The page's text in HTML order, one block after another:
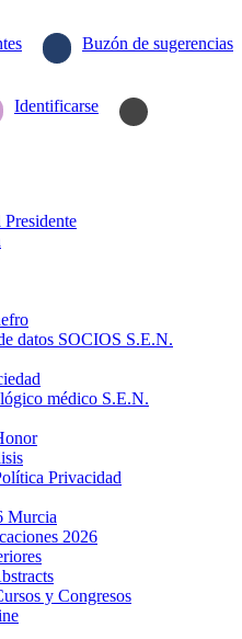
Buzón de sugerencias
Identificarse
datos SOCIOS S.E.N.
médico S.E.N.
Privacidad
Murcia
2026
y Congresos